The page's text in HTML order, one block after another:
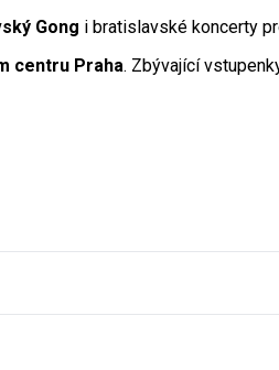
Gong i bratislavské koncerty
centru Praha. Zbývající